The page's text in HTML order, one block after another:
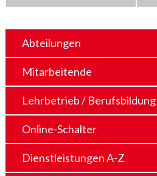
Abteilungen
Mitarbeitende
Lehrbetrieb / Berufsbildung
Online-Schalter
Dienstleistungen A-Z